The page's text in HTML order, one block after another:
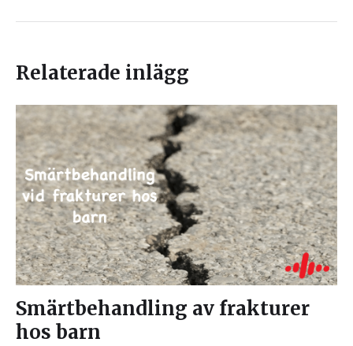
Relaterade inlägg
Smärtbehandling av frakturer
hos barn